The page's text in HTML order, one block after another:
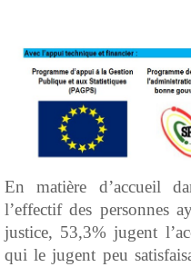
En matière d’accueil
l’effectif des personnes
justice, 53,3% jugent
qui le jugent peu